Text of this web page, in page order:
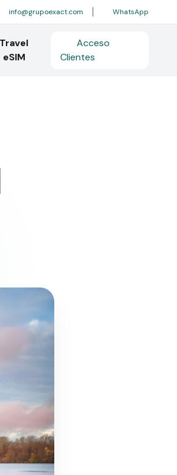
info@grupoexact.com WhatsApp
Travel
eSIM
Acceso
Clientes